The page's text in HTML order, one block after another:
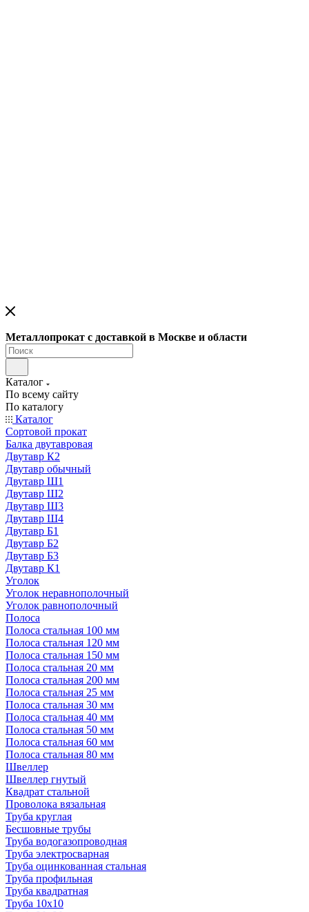
Металлопрокат с доставкой в Москве и области
Каталог
По всему сайту
По каталогу
Каталог
Сортовой прокат
Балка двутавровая
Двутавр К2
Двутавр обычный
Двутавр Ш1
Двутавр Ш2
Двутавр Ш3
Двутавр Ш4
Двутавр Б1
Двутавр Б2
Двутавр Б3
Двутавр К1
Уголок
Уголок неравнополочный
Уголок равнополочный
Полоса
Полоса стальная 100 мм
Полоса стальная 120 мм
Полоса стальная 150 мм
Полоса стальная 20 мм
Полоса стальная 200 мм
Полоса стальная 25 мм
Полоса стальная 30 мм
Полоса стальная 40 мм
Полоса стальная 50 мм
Полоса стальная 60 мм
Полоса стальная 80 мм
Швеллер
Швеллер гнутый
Квадрат стальной
Проволока вязальная
Труба круглая
Бесшовные трубы
Труба водогазопроводная
Труба электросварная
Труба оцинкованная стальная
Труба профильная
Труба квадратная
Труба 10x10